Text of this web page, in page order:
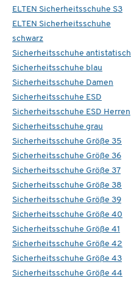
ELTEN Sicherheitsschuhe S3
ELTEN Sicherheitsschuhe
schwarz
Sicherheitsschuhe antistatisch
Sicherheitsschuhe blau
Sicherheitsschuhe Damen
Sicherheitsschuhe ESD
Sicherheitsschuhe ESD Herren
Sicherheitsschuhe grau
Sicherheitsschuhe Größe 35
Sicherheitsschuhe Größe 36
Sicherheitsschuhe Größe 37
Sicherheitsschuhe Größe 38
Sicherheitsschuhe Größe 39
Sicherheitsschuhe Größe 40
Sicherheitsschuhe Größe 41
Sicherheitsschuhe Größe 42
Sicherheitsschuhe Größe 43
Sicherheitsschuhe Größe 44